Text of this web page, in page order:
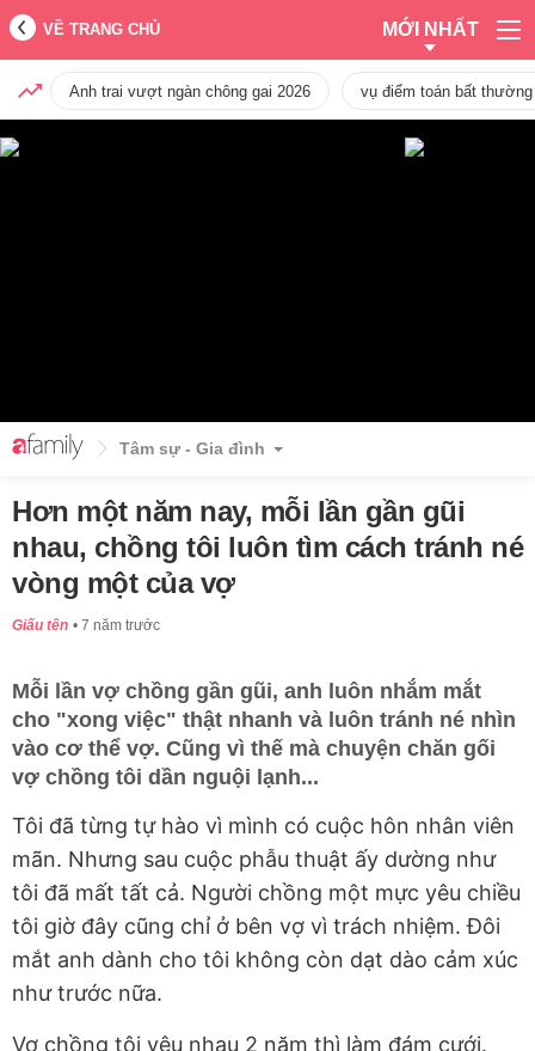
VỀ TRANG CHỦ MỚI NHẤT
Anh trai vượt ngàn chông gai 2026 vụ điểm toán bất
Tâm sự - Gia đình
Hơn một năm nay, mỗi lần gần gũi
nhau, chồng tôi luôn tìm cách tránh né
vòng một của vợ
Giấu tên 7 năm trước
Mỗi lần vợ chồng gần gũi, anh luôn nhắm mắt
cho "xong việc" thật nhanh và luôn tránh né nhìn
vào cơ thể vợ. Cũng vì thế mà chuyện chăn gối
vợ chồng tôi dần nguội lạnh...
Tôi đã từng tự hào vì mình có cuộc hôn nhân viên
mãn. Nhưng sau cuộc phẫu thuật ấy dường như
tôi đã mất tất cả. Người chồng một mực yêu chiều
tôi giờ đây cũng chỉ ở bên vợ vì trách nhiệm. Đôi
mắt anh dành cho tôi không còn dạt dào cảm xúc
như trước nữa.
Vợ chồng tôi yêu nhau 2 năm thì làm đám cưới.